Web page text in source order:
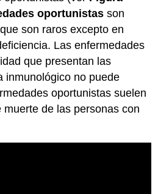
oportunistas son
son raros excepto en
Las enfermedades
que presentan las
inmunológico no puede
oportunistas suelen
de las personas con